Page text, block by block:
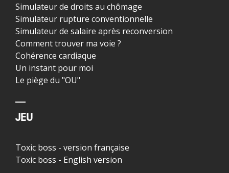
Simulateur de droits au chômage
Simulateur rupture conventionnelle
Simulateur de salaire après reconversion
Comment trouver ma voie ?
Cohérence cardiaque
Un instant pour moi
Le piège du "OU"
JEU
Toxic boss - version française
Toxic boss - English version